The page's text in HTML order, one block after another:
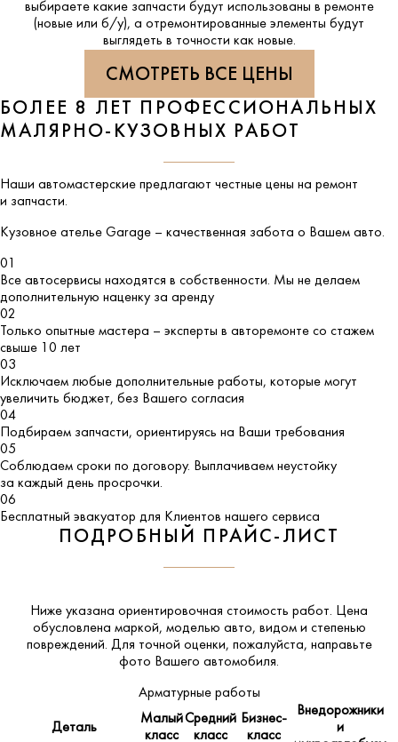
выбираете какие запчасти будут использованы в ремонте
(новые или б/у), а отремонтированные элементы будут
выглядеть в точности как новые.
СМОТРЕТЬ ВСЕ ЦЕНЫ
БОЛЕЕ 8 ЛЕТ ПРОФЕССИОНАЛЬНЫХ
МАЛЯРНО-КУЗОВНЫХ РАБОТ
Наши автомастерские предлагают честные цены на ремонт
и запчасти.
Кузовное ателье Garage – качественная забота о Вашем авто.
01
Все автосервисы находятся в собственности. Мы не делаем
дополнительную наценку за аренду
02
Только опытные мастера – эксперты в авторемонте со стажем
свыше 10 лет
03
Исключаем любые дополнительные работы, которые могут
увеличить бюджет, без Вашего согласия
04
Подбираем запчасти, ориентируясь на Ваши требования
05
Соблюдаем сроки по договору. Выплачиваем неустойку
за каждый день просрочки.
06
Бесплатный эвакуатор для Клиентов нашего сервиса
ПОДРОБНЫЙ ПРАЙС-ЛИСТ
Ниже указана ориентировочная стоимость работ. Цена
обусловлена маркой, моделью авто, видом и степенью
повреждений. Для точной оценки, пожалуйста, направьте
фото Вашего автомобиля.
Арматурные работы
Деталь
Малый
класс
Средний
класс
Бизнес-
класс
Внедорожники
и